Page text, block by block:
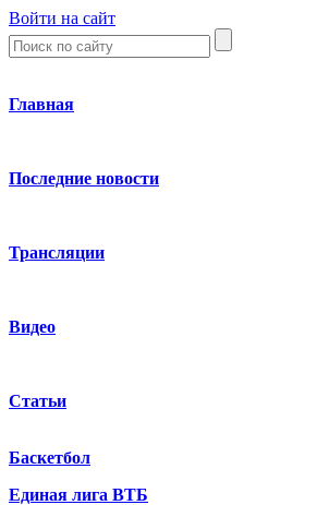
Войти на сайт
Главная
Последние новости
Трансляции
Видео
Статьи
Баскетбол
Единая лига ВТБ